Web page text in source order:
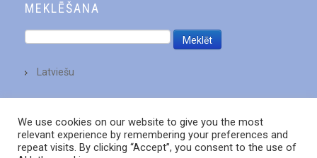
MEKLĒŠANA
Latviešu
We use cookies on our website to give you the most
relevant experience by remembering your preferences and
repeat visits. By clicking “Accept”, you consent to the use of